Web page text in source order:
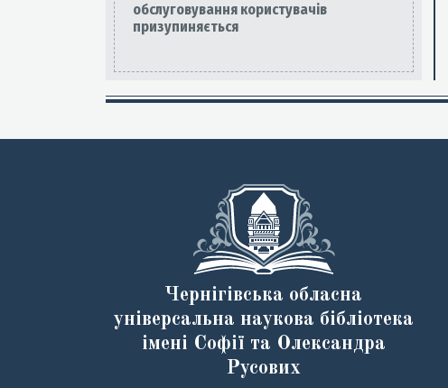
обслуговування користувачів
призупиняється
Чернігівська обласна
універсальна наукова бібліотека
імені Софії та Олександра
Русових